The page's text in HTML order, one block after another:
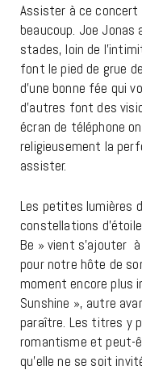
Assister à ce concert
beaucoup. Joe Jonas
stades, loin de
font le pied de grue
d’une bonne fée qui
d’autres font des
écran de téléphone
religieusement la
assister.
Les petites lumières
constellations
Be » vient s’ajouter
pour notre hôte de
moment encore plus
Sunshine », autre
paraître. Les titres y
romantisme et peut-
qu’elle ne se soit